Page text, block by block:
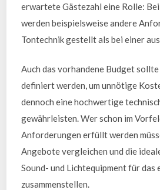
erwartete Gästezahl eine Rolle:
werden beispielsweise andere
Tontechnik gestellt als bei einer
Auch das vorhandene Budget
definiert werden, um unnötige
dennoch eine hochwertige
gewährleisten. Wer schon im
Anforderungen erfüllt werden
Angebote vergleichen und die
Sound- und Lichtequipment für das
zusammenstellen.